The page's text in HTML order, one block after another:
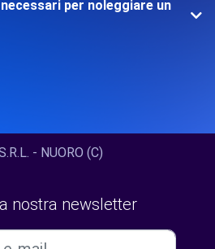
per noleggiare un
- NUORO (C)
nostra newsletter